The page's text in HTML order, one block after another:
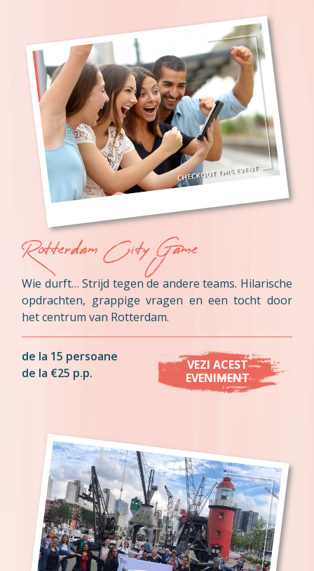
Rotterdam City Game
Wie durft… Strijd tegen de andere teams. Hilarische
opdrachten, grappige vragen en een tocht door
het centrum van Rotterdam.
de la 15 persoane
de la €25 p.p.
VEZI ACEST
EVENIMENT